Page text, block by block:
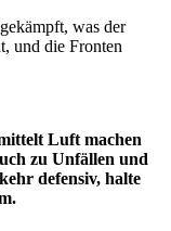
was der
und die Fronten
Luft machen
zu Unfällen und
defensiv, halte